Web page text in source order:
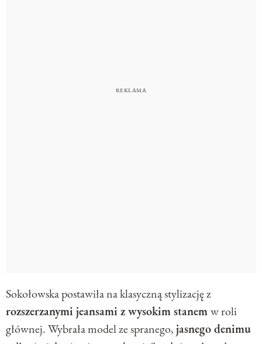
Sokołowska postawiła na klasyczną stylizację z
rozszerzanymi jeansami z wysokim stanemw roli
głównej. Wybrała model ze spranego,jasnego denimu